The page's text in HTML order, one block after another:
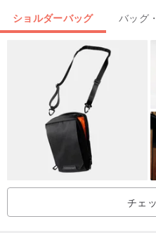
できます。
iPad mini/本、携帯電話、財布
鍵、ヘッドフォン、モバイルバ
モデル：女性 165cm
寸法：L230×W160×D55＋スト
カラー：ライトブラウン🟡ジェ
素材：イタリアの革工場
し牛革/ブロンズ金具
ショルダーバッグ バッグ
チェ